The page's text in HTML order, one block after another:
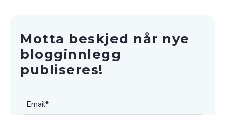
Motta beskjed når nye
blogginnlegg
publiseres!
Email*